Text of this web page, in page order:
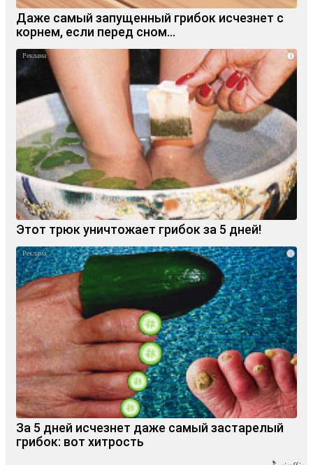
Даже самый запущенный грибок исчезнет с
корнем, если перед сном…
i
Этот трюк уничтожает грибок за 5 дней!
i
За 5 дней исчезнет даже самый застарелый
грибок: вот хитрость